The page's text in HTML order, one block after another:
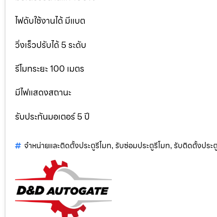
ไฟดับใช้งานได้ มีแบต
วิ่งเร็วปรับได้ 5 ระดับ
รีโมทระยะ 100 เมตร
มีไฟแสดงสถานะ
รับประกันมอเตอร์ 5 ปี
จำหน่ายและติดตั้งประตูรีโมท, รับซ่อมประตูรีโมท, รับติดตั้งประ